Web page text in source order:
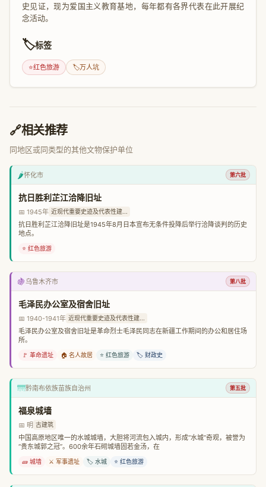
史见证，现为爱国主义教育基地，每年都有各界代表在此开展纪
念活动。
🏷️标签
⭐红色旅游 🏷️万人坑
🔗相关推荐
同地区或同类型的其他文物保护单位
🌶️怀化市 第六批
抗日胜利芷江洽降旧址
📅 1945年 近现代重要史迹及代表性建...
抗日胜利芷江洽降旧址是1945年8月日本宣布无条件投降后举行洽降谈判的历史
地点。
⭐ 红色旅游
🍇乌鲁木齐市 第八批
毛泽民办公室及宿舍旧址
📅 1940-1941年 近现代重要史迹及代表性建...
毛泽民办公室及宿舍旧址是革命烈士毛泽民同志在新疆工作期间的办公和居住场
所。
🚩 革命遗址 🏠 名人故居 ⭐ 红色旅游 🏷️ 财政史
🌁黔南布依族苗族自治州 第五批
福泉城墙
📅 明 古建筑
中国高原地区唯一的水城城墙，大胆将河流包入城内，形成“水城”奇观，被誉为
“贵东城郭之冠”。600余年石砌城墙固若金汤，在
🧱 城墙 ⚔️ 军事遗址 🏷️ 水城 ⭐ 红色旅游